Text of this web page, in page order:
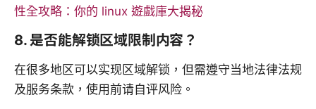
性全攻略：你的 linux 遊戲庫大揭秘
8. 是否能解锁区域限制内容？
在很多地区可以实现区域解锁，但需遵守当地法律法规
及服务条款，使用前请自评风险。